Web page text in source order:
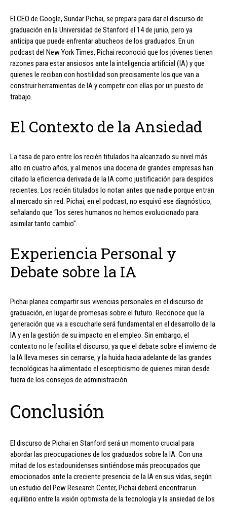
El CEO de Google, Sundar Pichai, se prepara para dar el discurso de
graduación en la Universidad de Stanford el 14 de junio, pero ya
anticipa que puede enfrentar abucheos de los graduados. En un
podcast del New York Times, Pichai reconoció que los jóvenes tienen
razones para estar ansiosos ante la inteligencia artificial (IA) y que
quienes le reciban con hostilidad son precisamente los que van a
construir herramientas de IA y competir con ellas por un puesto de
trabajo.
El Contexto de la Ansiedad
La tasa de paro entre los recién titulados ha alcanzado su nivel más
alto en cuatro años, y al menos una docena de grandes empresas han
citado la eficiencia derivada de la IA como justificación para despidos
recientes. Los recién titulados lo notan antes que nadie porque entran
al mercado sin red. Pichai, en el podcast, no esquivó ese diagnóstico,
señalando que “los seres humanos no hemos evolucionado para
asimilar tanto cambio”.
Experiencia Personal y
Debate sobre la IA
Pichai planea compartir sus vivencias personales en el discurso de
graduación, en lugar de promesas sobre el futuro. Reconoce que la
generación que va a escucharle será fundamental en el desarrollo de la
IA y en la gestión de su impacto en el empleo. Sin embargo, el
contexto no le facilita el discurso, ya que el debate sobre el invierno de
la IA lleva meses sin cerrarse, y la huida hacia adelante de las grandes
tecnológicas ha alimentado el escepticismo de quienes miran desde
fuera de los consejos de administración.
Conclusión
El discurso de Pichai en Stanford será un momento crucial para
abordar las preocupaciones de los graduados sobre la IA. Con una
mitad de los estadounidenses sintiéndose más preocupados que
emocionados ante la creciente presencia de la IA en sus vidas, según
un estudio del Pew Research Center, Pichai deberá encontrar un
equilibrio entre la visión optimista de la tecnología y la ansiedad de los